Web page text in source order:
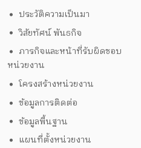
ประวัติความเป็นมา
วิสัยทัศน์ พันธกิจ
ภารกิจและหน้าที่รับผิดชอบ
หน่วยงาน
โครงสร้างหน่วยงาน
ข้อมูลการติดต่อ
ข้อมูลพื้นฐาน
แผนที่ตั้งหน่วยงาน